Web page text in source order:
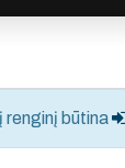
renginį būtina